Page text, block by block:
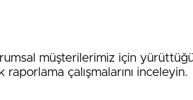
müşterilerimiz için
çalışmalarını inceleyin.